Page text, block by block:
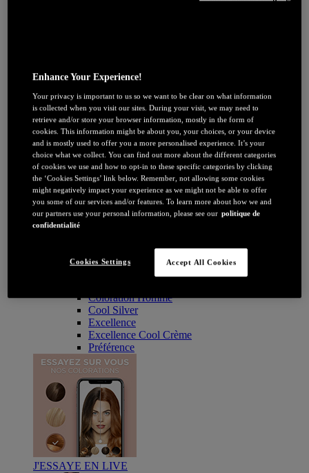
Par couleur
Blonde
Châtain
Brune / Noire
Rousse / Auburn
Eclaircissant
Tie & dye et balayage
Retouche racines
Flashy
Par durée
Coloration : Par gamme
Age Perfect
Coloration Homme
Cool Silver
Excellence
Excellence Cool Crème
Préférence
J'ESSAYE EN LIVE
Enhance Your Experience!
Your privacy is important to us so we want to be clear on what information
is collected when you visit our sites. During your visit, we may need to
retrieve and/or store your browser information, mostly in the form of
cookies. This information might be about you, your choices, or your device
and is mostly used to offer you a more personalised experience. It’s your
choice what we collect. You can find out more about the different categories
of cookies we use and how to opt-in to these specific categories by clicking
the ‘Cookies Settings’ link below. Remember, not allowing some cookies
might negatively impact your experience as we might not be able to offer
you some of our services and/or features. To learn more about how we and
our partners use your personal information, please see our politique de
confidentialité
Cookies Settings Accept All Cookies